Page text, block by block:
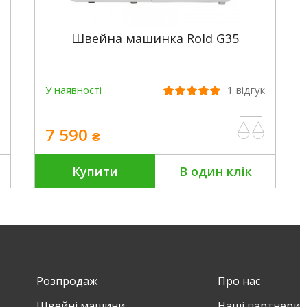
Швейна машинка Rold G35
У наявності 1 відгук
7 590 ₴
Купити В один клік
Розпродаж
Про нас